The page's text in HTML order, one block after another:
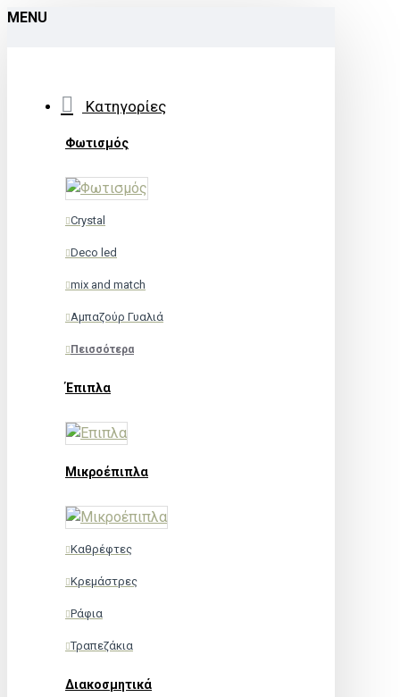
MENU
Κατηγορίες
Φωτισμός
Crystal
Deco led
mix and match
Αμπαζούρ Γυαλιά
Πεισσότερα
Έπιπλα
Μικροέπιπλα
Καθρέφτες
Κρεμάστρες
Ράφια
Τραπεζάκια
Διακοσμητικά